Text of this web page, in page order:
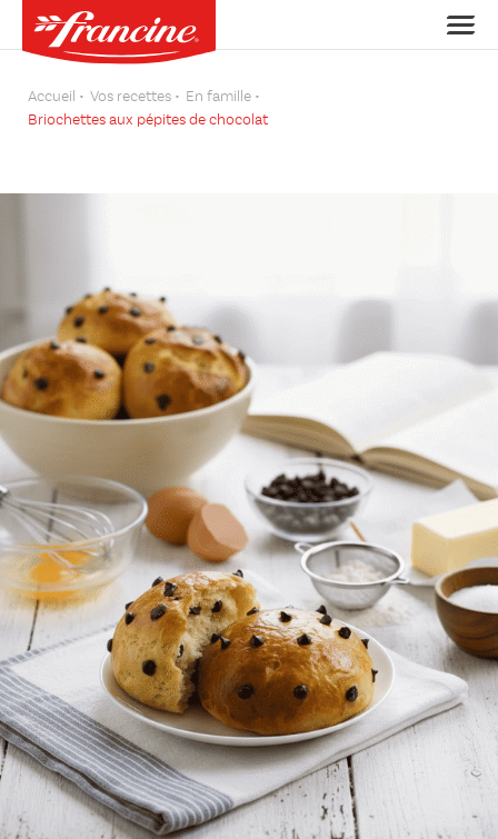
Accueil Vos recettes
En famille
Briochettes aux pépites de chocolat